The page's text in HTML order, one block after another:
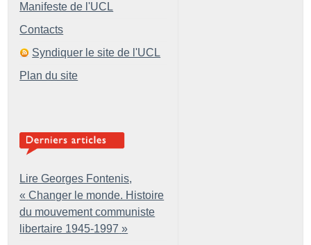
Manifeste de l'UCL
Contacts
Syndiquer le site de l'UCL
Plan du site
Lire Georges Fontenis,
« Changer le monde. Histoire
du mouvement communiste
libertaire 1945-1997 »